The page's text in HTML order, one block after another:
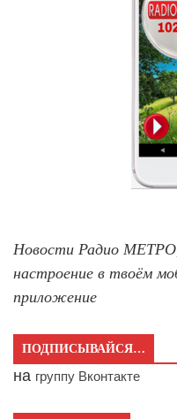
Новости Радио
настроение в твоём
приложение
ПОДПИСЫВАЙСЯ…
на группу Вконтакте